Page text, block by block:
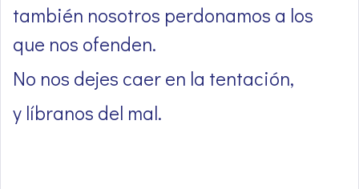
también nosotros perdonamos a los
que nos ofenden.
No nos dejes caer en la tentación,
y líbranos del mal.